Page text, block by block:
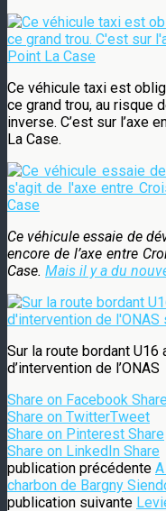
Ce véhicule taxi est
ce grand trou, au risque
inverse. C’est sur l’axe
La Case.
Ce véhicule essaie de
encore de l’axe entre
Case. Mais il y a du
Sur la route bordant
d’intervention de
Share on Facebook Share
Share on TwitterTweet
Share on Pinterest Share
Share on LinkedIn Share
publication précédente
charbon de Bargny
publication suivante